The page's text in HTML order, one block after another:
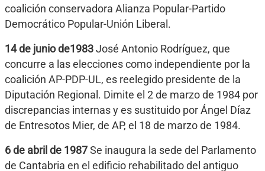
coalición conservadora Alianza Popular-Partido
Democrático Popular-Unión Liberal.
14 de junio de1983 José Antonio Rodríguez, que
concurre a las elecciones como independiente por la
coalición AP-PDP-UL, es reelegido presidente de la
Diputación Regional. Dimite el 2 de marzo de 1984 por
discrepancias internas y es sustituido por Ángel Díaz
de Entresotos Mier, de AP, el 18 de marzo de 1984.
6 de abril de 1987 Se inaugura la sede del Parlamento
de Cantabria en el edificio rehabilitado del antiguo